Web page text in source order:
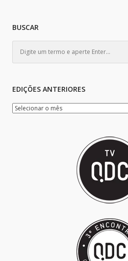
BUSCAR
EDIÇÕES ANTERIORES